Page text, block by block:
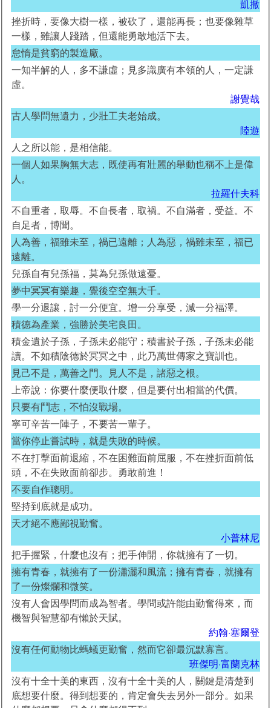
凱撒
挫折時，要像大樹一樣，被砍了，還能再長；也要像雜草
一樣，雖讓人踐踏，但還能勇敢地活下去。
怠惰是貧窮的製造廠。
一知半解的人，多不謙虛；見多識廣有本領的人，一定謙
虛。
謝覺哉
古人學問無遺力，少壯工夫老始成。
陸遊
人之所以能，是相信能。
一個人如果胸無大志，既使再有壯麗的舉動也稱不上是偉
人。
拉羅什夫科
不自重者，取辱。不自長者，取禍。不自滿者，受益。不
自足者，博聞。
人為善，福雖未至，禍已遠離；人為惡，禍雖未至，福已
遠離。
兒孫自有兒孫福，莫為兒孫做遠憂。
夢中冥冥有樂趣，覺後空空無大千。
學一分退讓，討一分便宜。增一分享受，減一分福澤。
積德為產業，強勝於美宅良田。
積金遺於子孫，子孫未必能守；積書於子孫，子孫未必能
讀。不如積陰德於冥冥之中，此乃萬世傳家之寶訓也。
見己不是，萬善之門。見人不是，諸惡之根。
上帝說：你要什麼便取什麼，但是要付出相當的代價。
只要有鬥志，不怕沒戰場。
寧可辛苦一陣子，不要苦一輩子。
當你停止嘗試時，就是失敗的時候。
不在打擊面前退縮，不在困難面前屈服，不在挫折面前低
頭，不在失敗面前卻步。勇敢前進！
不要自作聰明。
堅持到底就是成功。
天才絕不應鄙視勤奮。
小普林尼
把手握緊，什麼也沒有；把手伸開，你就擁有了一切。
擁有青春，就擁有了一份瀟灑和風流；擁有青春，就擁有
了一份燦爛和微笑。
沒有人會因學問而成為智者。學問或許能由勤奮得來，而
機智與智慧卻有懶於天賦。
約翰·塞爾登
沒有任何動物比螞蟻更勤奮，然而它卻最沉默寡言。
班傑明·富蘭克林
沒有十全十美的東西，沒有十全十美的人，關鍵是清楚到
底想要什麼。得到想要的，肯定會失去另外一部分。如果